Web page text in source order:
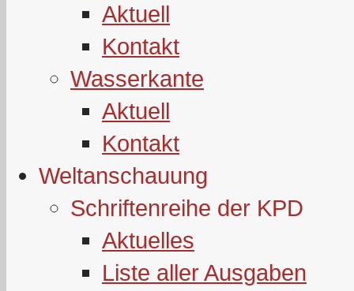
Aktuell
Kontakt
Wasserkante
Aktuell
Kontakt
Weltanschauung
Schriftenreihe der KPD
Aktuelles
Liste aller Ausgaben